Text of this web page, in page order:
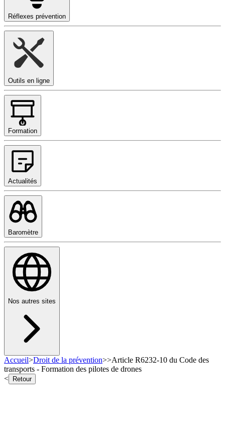
Réflexes prévention
Outils en ligne
Formation
Actualités
Baromètre
Nos autres sites
Accueil>Droit de la prévention>>Article R6232-10 du Code des
transports - Formation des pilotes de drones
<
Retour